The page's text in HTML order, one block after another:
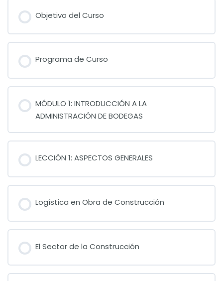
Objetivo del Curso
Programa de Curso
MÓDULO 1: INTRODUCCIÓN A LA
ADMINISTRACIÓN DE BODEGAS
LECCIÓN 1: ASPECTOS GENERALES
Logística en Obra de Construcción
El Sector de la Construcción